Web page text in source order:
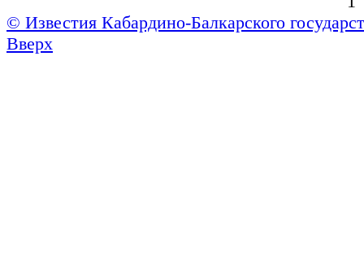
© Известия Кабардино-Балкарского
Вверх